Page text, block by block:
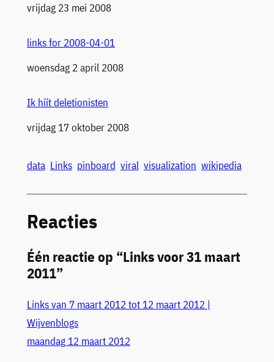
Datum
vrijdag 23 mei 2008
links for 2008-04-01
Datum
woensdag 2 april 2008
Ik híít deletionisten
Datum
vrijdag 17 oktober 2008
data Links pinboard viral visualization wikipedia
Reacties
Één reactie op “Links voor 31 maart
2011”
Links van 7 maart 2012 tot 12 maart 2012 |
Wijvenblogs
maandag 12 maart 2012